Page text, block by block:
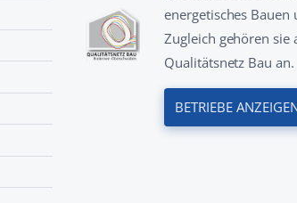
energetisches Bauen
Zugleich gehören sie
Qualitätsnetz Bau an.
BETRIEBE